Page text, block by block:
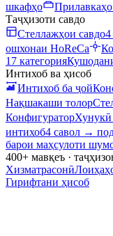
шкафҳо
Таҷҳизоти савдо
Стеллажҳои савдо4
ошхонаи HoReCa
17 категория
Интихоб ва ҳисоб
Интихоб ба ҷой
Нақшакаши толор
КонфигураторХунукӣ
интихоб4 савол →
барои маҳсулоти
400+ мавқеъ ·
Хизматрасонӣ
Гирифтани ҳисоб